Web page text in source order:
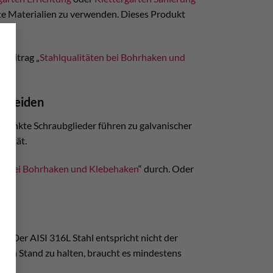
Materialien zu verwenden. Dieses Produkt
„ Stahlqualitäten bei Bohrhaken und
Schraubglieder führen zu galvanischer
bei Bohrhaken und Klebehaken“ durch. Oder
. Der AISI 316L Stahl entspricht nicht der
Stand zu halten, braucht es mindestens